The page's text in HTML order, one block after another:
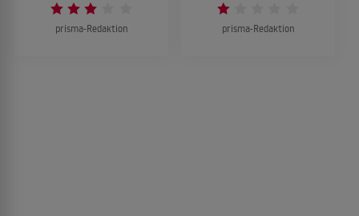
prisma-Redaktion prisma-Redaktion